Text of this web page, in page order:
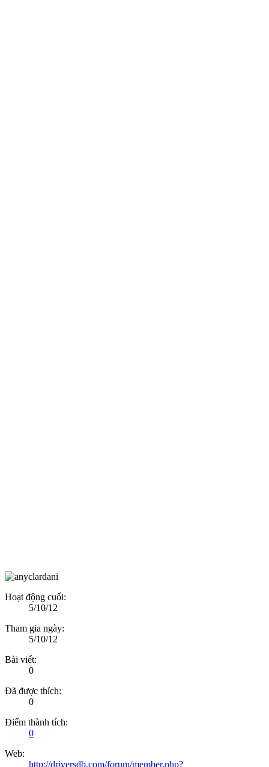
Hoạt động cuối:
5/10/12
Tham gia ngày:
5/10/12
Bài viết:
0
Đã được thích:
0
Điểm thành tích:
0
Web:
http://driversdb.com/forum/member.php?